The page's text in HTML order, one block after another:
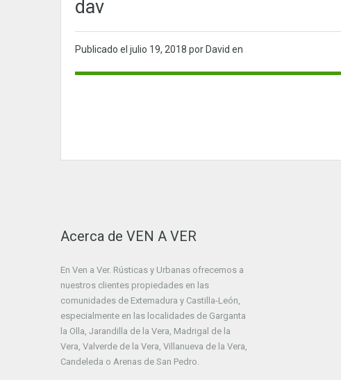
dav
Publicado el julio 19, 2018 por David en
Acerca de VEN A VER
En Ven a Ver. Rústicas y Urbanas ofrecemos a
nuestros clientes propiedades en las
comunidades de Extemadura y Castilla-León,
especialmente en las localidades de Garganta
la Olla, Jarandilla de la Vera, Madrigal de la
Vera, Valverde de la Vera, Villanueva de la Vera,
Candeleda o Arenas de San Pedro.